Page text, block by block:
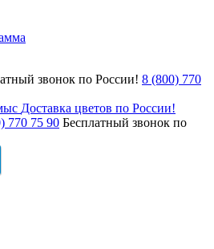
звонок по России! 8 (800) 770
Доставка цветов по России!
770 75 90 Бесплатный звонок по